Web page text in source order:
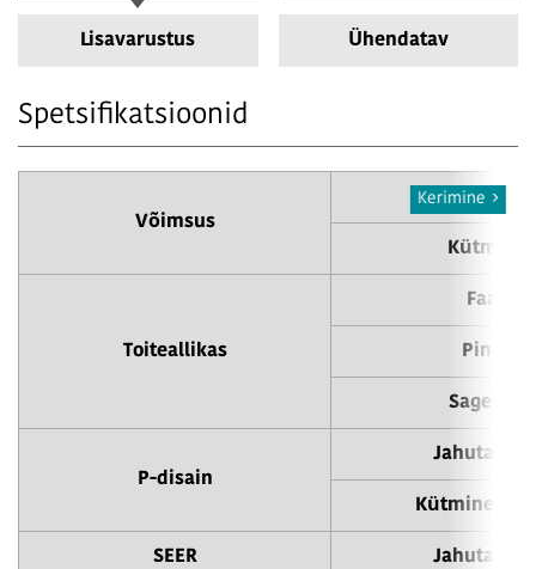
Lisavarustus Ühendatav
Spetsifikatsioonid
Võimsus
Kütmine
Toiteallikas
Faas
Pinge
Sagedus
P-disain
Kütmine (-
SEER
Kerimine